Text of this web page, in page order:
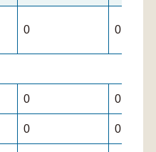
0 0
0 0
0 0